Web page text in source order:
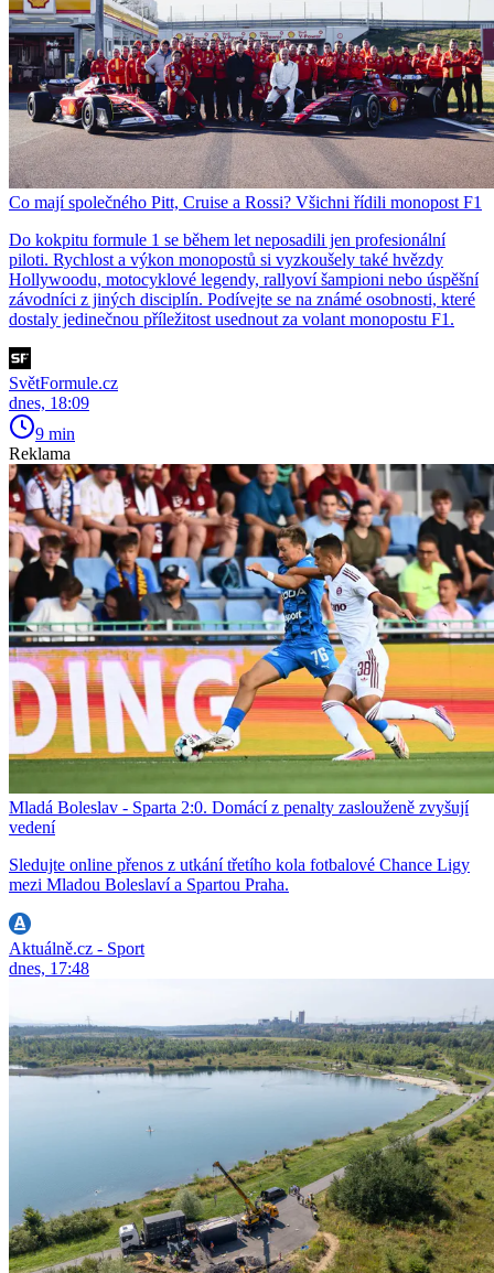
Co mají společného Pitt, Cruise a Rossi? Všichni řídili monopost F1
Do kokpitu formule 1 se během let neposadili jen profesionální
piloti. Rychlost a výkon monopostů si vyzkoušely také hvězdy
Hollywoodu, motocyklové legendy, rallyoví šampioni nebo úspěšní
závodníci z jiných disciplín. Podívejte se na známé osobnosti, které
dostaly jedinečnou příležitost usednout za volant monopostu F1.
SvětFormule.cz
dnes, 18:09
9 min
Reklama
Mladá Boleslav - Sparta 2:0. Domácí z penalty zaslouženě zvyšují
vedení
Sledujte online přenos z utkání třetího kola fotbalové Chance Ligy
mezi Mladou Boleslaví a Spartou Praha.
Aktuálně.cz - Sport
dnes, 17:48